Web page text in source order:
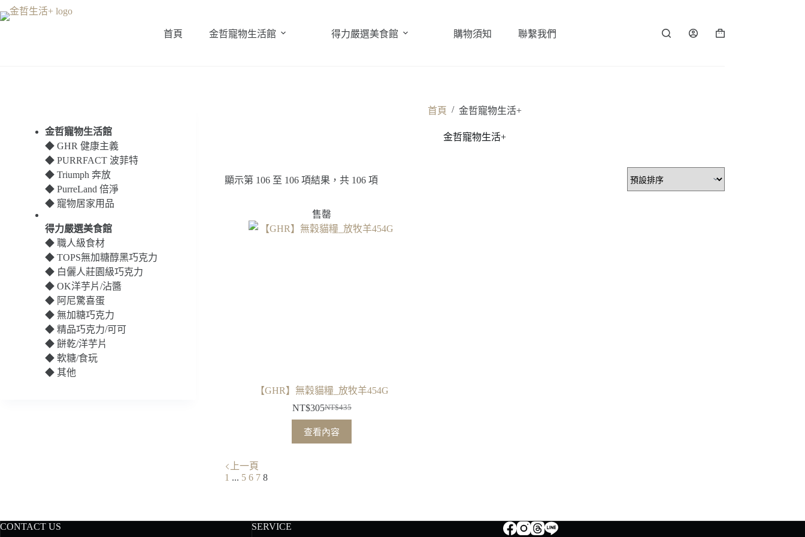
至
首頁 金哲寵物生活館 得力嚴選美食館 購物須知 聯繫我們
購
首頁 / 金哲寵物生活+
金哲寵物生活+
顯示第 106 至 106 項結果，共 106 項
售罄
【GHR】無穀貓糧_放牧羊454G
NT$435
始
價
NT$305
前
價
查看內容
上一頁
1 ... 5 6 7 8
金哲寵物生活館
◆ GHR 健康主義
◆ PURRFACT 波菲特
◆ Triumph 奔放
◆ PurreLand 倍淨
◆ 寵物居家用品
得力嚴選美食館
◆ 職人級食材
◆ TOPS無加糖醇黑巧克力
◆ 白儷人莊園級巧克力
◆ OK洋芋片/沾醬
◆ 阿尼驚喜蛋
◆ 無加糖巧克力
◆ 精品巧克力/可可
◆ 餅乾/洋芋片
◆ 軟糖/食玩
◆ 其他
CONTACT US SERVICE